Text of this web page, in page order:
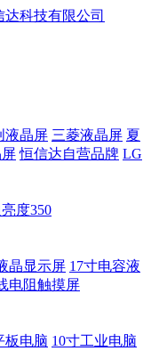
液晶屏 三菱液晶屏 夏
恒信达自营品牌 LG
度350
晶显示屏 17寸电容液
电阻触摸屏
板电脑 10寸工业电脑